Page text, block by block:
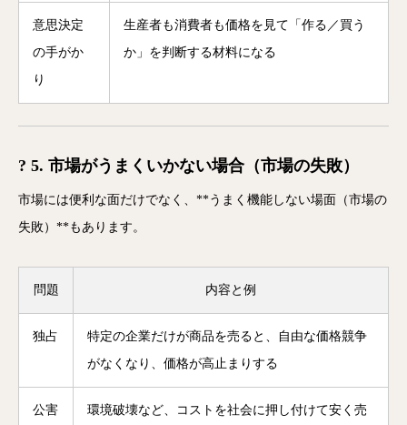
意思決定
の手がか
り
生産者も消費者も価格を見て「作る／買う
か」を判断する材料になる
? 5. 市場がうまくいかない場合（市場の失敗）
市場には便利な面だけでなく、**うまく機能しない場面（市場の
失敗）**もあります。
問題 内容と例
独占
特定の企業だけが商品を売ると、自由な価格競争
がなくなり、価格が高止まりする
公害
環境破壊など、コストを社会に押し付けて安く売